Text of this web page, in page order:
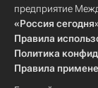
предприятие
«Россия
Правила
Политика
Правила